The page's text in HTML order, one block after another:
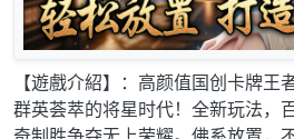
【遊戲介紹】：高颜值国创卡牌王
群英荟萃的将星时代！全新玩法，